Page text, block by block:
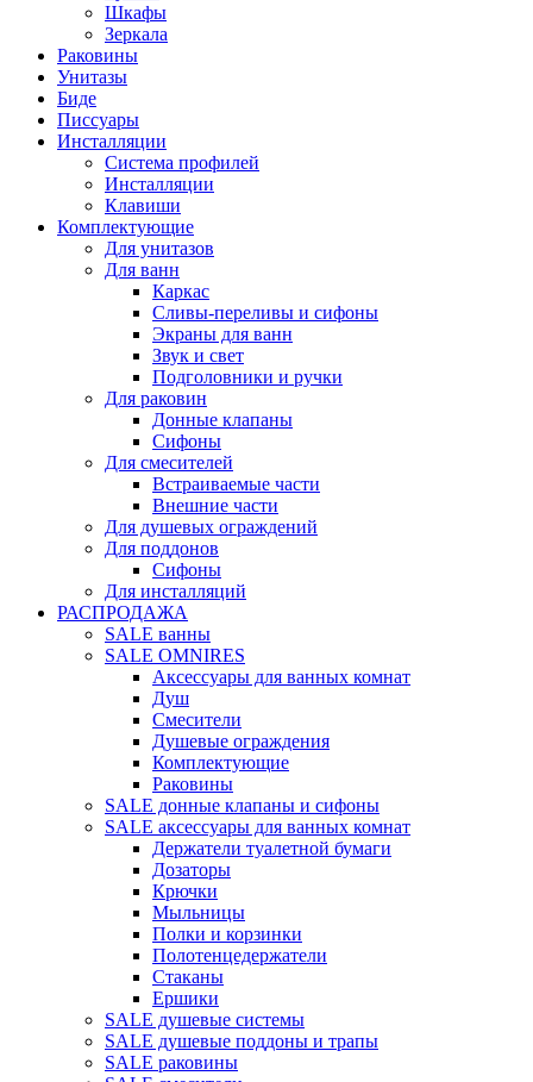
Шкафы
Зеркала
Раковины
Унитазы
Биде
Писсуары
Инсталляции
Система профилей
Инсталляции
Клавиши
Комплектующие
Для унитазов
Для ванн
Каркас
Сливы-переливы и сифоны
Экраны для ванн
Звук и свет
Подголовники и ручки
Для раковин
Донные клапаны
Сифоны
Для смесителей
Встраиваемые части
Внешние части
Для душевых ограждений
Для поддонов
Сифоны
Для инсталляций
РАСПРОДАЖА
SALE ванны
SALE OMNIRES
Аксессуары для ванных комнат
Душ
Смесители
Душевые ограждения
Комплектующие
Раковины
SALE донные клапаны и сифоны
SALE аксессуары для ванных комнат
Держатели туалетной бумаги
Дозаторы
Крючки
Мыльницы
Полки и корзинки
Полотенцедержатели
Стаканы
Ершики
SALE душевые системы
SALE душевые поддоны и трапы
SALE раковины